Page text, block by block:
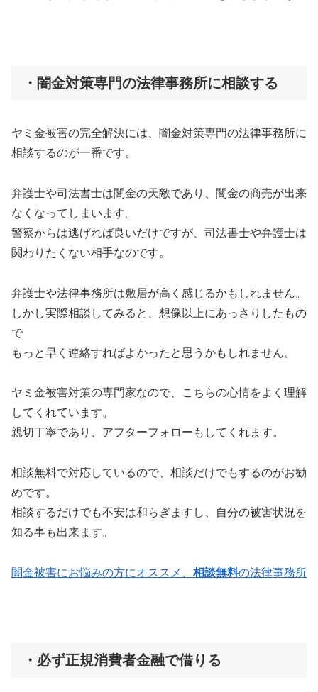
・闇金対策専門の法律事務所に相談する
ヤミ金被害の完全解決には、闇金対策専門の法律事務所に
相談するのが一番です。
弁護士や司法書士は闇金の天敵であり、闇金の商売が出来
なくなってしまいます。
警察からは逃げれば良いだけですが、司法書士や弁護士は
関わりたくない相手なのです。
弁護士や法律事務所は敷居が高く感じるかもしれません。
しかし実際相談してみると、想像以上にあっさりしたもの
で
もっと早く連絡すればよかったと思うかもしれません。
ヤミ金被害対策の専門家なので、こちらの心情をよく理解
してくれています。
親切丁寧であり、アフターフォローもしてくれます。
相談無料で対応しているので、相談だけでもするのがお勧
めです。
相談するだけでも不安は和らぎますし、自分の被害状況を
知る事も出来ます。
闇金被害にお悩みの方にオススメ、 相談無料の法律事務所
・必ず正規消費者金融で借りる